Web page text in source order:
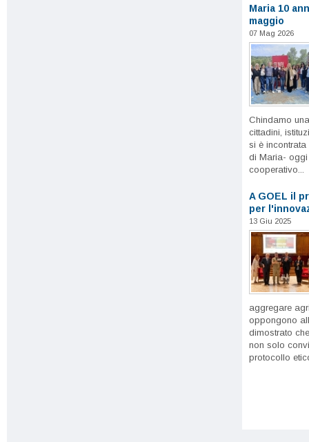
Maria 10
maggio
07 Mag 2026
Chindamo
cittadini,
si è
di Maria- oggi
cooperativo...
A GOEL il
per
13 Giu 2025
aggregare
oppongono
dimostrato
non solo
protocollo